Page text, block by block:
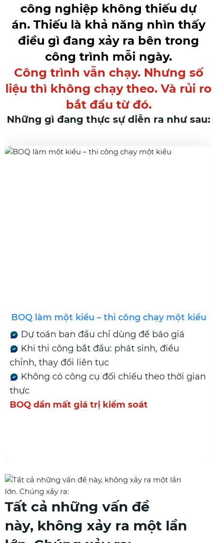
công nghiệp không thiếu dự
án. Thiếu là khả năng nhìn thấy
điều gì đang xảy ra bên trong
công trình mỗi ngày.
Công trình vẫn chạy. Nhưng số
liệu thì không chạy theo. Và rủi ro
bắt đầu từ đó.
Những gì đang thực sự diễn ra như sau:
BOQ làm một kiểu – thi công chạy một kiểu
Dự toán ban đầu chỉ dùng để báo giá
Khi thi công bắt đầu: phát sinh, điều
chỉnh, thay đổi liên tục
Không có công cụ đối chiếu theo thời gian
thực
BOQ dần mất giá trị kiểm soát
Tất cả những vấn đề
này, không xảy ra một lần